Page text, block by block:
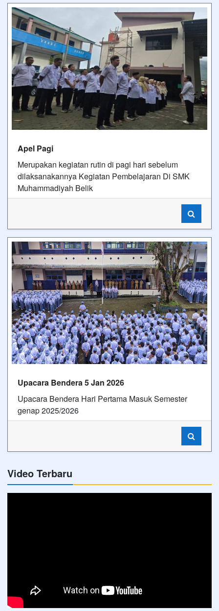
Apel Pagi
Merupakan kegiatan rutin di pagi hari sebelum
dilaksanakannya Kegiatan Pembelajaran Di SMK
Muhammadiyah Belik
Upacara Bendera 5 Jan 2026
Upacara Bendera Hari Pertama Masuk Semester
genap 2025/2026
Video Terbaru